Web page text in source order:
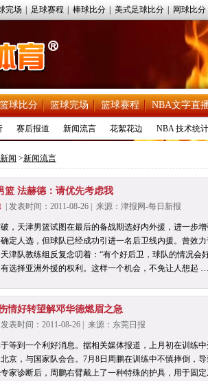
完场 足球赛程 棒球比分 美式足球比分 网球比分
篮球比分 篮球完场 篮球赛程 NBA文字直
赛后报道 新闻流言 花絮花边 NBA 技术统计
闻 >新闻流言
篮 法赫德：请优先考虑我
| 发表时间：2011-08-26 | 来源：津报网-每日新报
，天津男篮试图在最后的备战期选好内外援，进一步
定人选，但球队已经成功引进一名后卫线内援。曾效
津队教练组反复念叨着：“有个好后卫，球队的情况会
有选择亚洲外援的权利。这样一个机会，不免让人想
情好转望解邓华德燃眉之急
发表时间：2011-08-26 | 来源：东莞日报
等到一个利好消息。据相关媒体报道，上月初在训练
京，与国家队会合。7月8日周鹏在训练中不慎摔倒，
家诊断后，周鹏右臂戴上了一种特殊的护具，用于固